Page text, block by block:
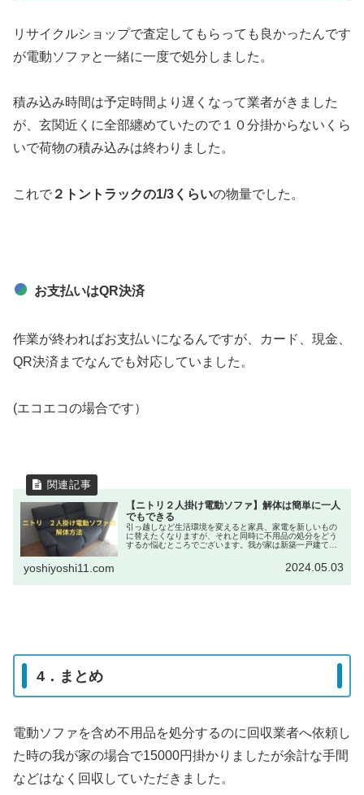
リサイクルショップで査定してもらっても良かったんです
が電動ソファと一緒に一度で処分しました。
積み込み時間は予定時間より遅くなって業者がきました
が、玄関近くに全部纏めていたので１０分掛からないくら
いで荷物の積み込みは終わりました。
これで ２トントラックの1/3くらいの物量でした。
お支払いはQR決済
作業が終わればお支払いになるんですが、カード、現金、
QR決済までなんでも対応していました。
(エコエコの場合です）
【ニトリ２人掛け電動ソファ】解体は簡単に一人
でもできる
引っ越しなど生活環境を変えると家具、家電を新しいもの
に替えたくなりますが、それと同時に不用品の処分をどう
するか悩むところでございます。我が家は新築一戸建てを
yoshiyoshi11.com 2024.05.03
4．まとめ
電動ソファを含め不用品を処分するのに回収業者へ依頼し
た時の我が家の場合で15000円掛かりましたが余計な手間
などはなく回収していただきました。